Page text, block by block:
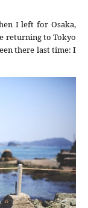
I left for Osaka,
returning to Tokyo
there last time: I